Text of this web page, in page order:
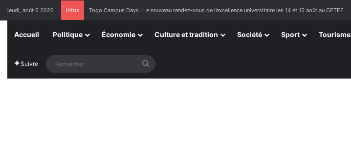
jeudi, août 6 2026 Infos 1ère Édition des Grandes Retrouvailles des Ressortissants de Kpélé Govié Apégamé / Sokpé
Accueil Politique Économie Culture et tradition Société Sport Tourisme
Suivre